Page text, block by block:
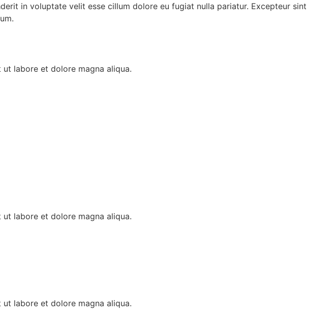
in voluptate velit esse cillum dolore eu fugiat nulla pariatur. Excepteur sint
labore et dolore magna aliqua.
labore et dolore magna aliqua.
labore et dolore magna aliqua.